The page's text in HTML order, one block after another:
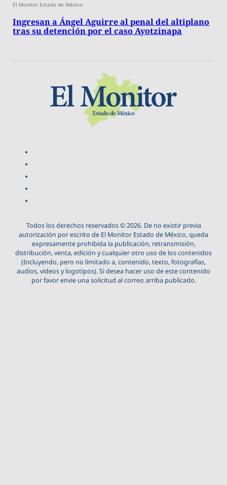
El Monitor Estado de México
Ingresan a Ángel Aguirre al penal del altiplano
tras su detención por el caso Ayotzinapa
Todos los derechos reservados © 2026. De no existir previa
autorización por escrito de El Monitor Estado de México, queda
expresamente prohibida la publicación, retransmisión,
distribución, venta, edición y cualquier otro uso de los contenidos
(Incluyendo, pero no limitado a, contenido, texto, fotografías,
audios, videos y logotipos). Si desea hacer uso de este contenido
por favor envie una solicitud al correo arriba publicado.